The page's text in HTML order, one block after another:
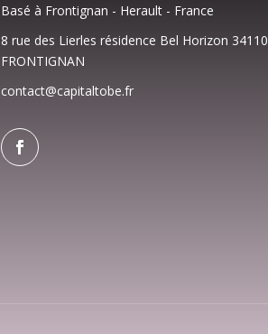
Basé à Frontignan - Herault - France
8 rue des Lierles résidence Bel Horizon 34110
FRONTIGNAN
contact@capitaltobe.fr